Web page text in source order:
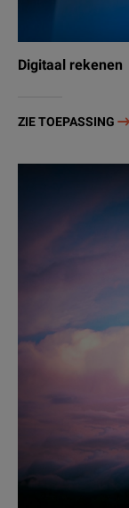
Digitaal rekenen
ZIE TOEPASSING